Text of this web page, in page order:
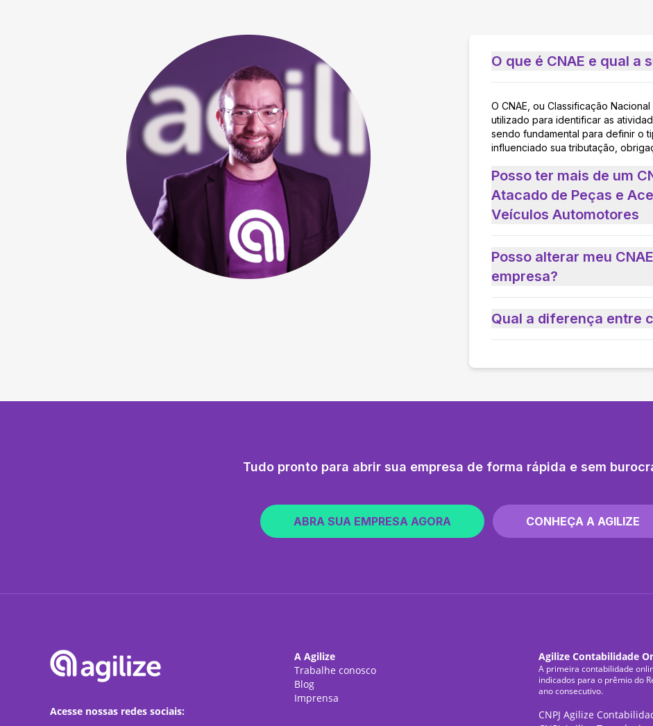
O que é CNAE e qual a
O CNAE, ou Classificação
utilizado para identificar as
sendo fundamental para definir o
influenciado sua tributação,
Posso ter mais de um
Atacado de Peças e
Veículos Automotores
Posso alterar meu
empresa?
Qual a diferença entre
Tudo pronto para abrir sua empresa de forma rápida e sem
ABRA SUA EMPRESA AGORA CONHEÇA A AGILIZE
Acesse nossas redes sociais:
A Agilize
Trabalhe conosco
Blog
Imprensa
Agilize Contabilidade
A primeira contabilidade
indicados para o prêmio do
ano consecutivo.
CNPJ Agilize